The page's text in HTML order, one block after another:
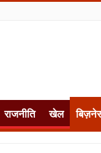
राजनीति खेल